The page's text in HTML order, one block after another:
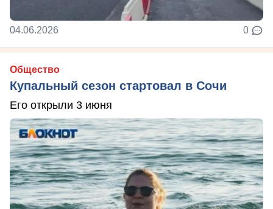
04.06.2026 0
Общество
Купальный сезон стартовал в Сочи
Его открыли 3 июня